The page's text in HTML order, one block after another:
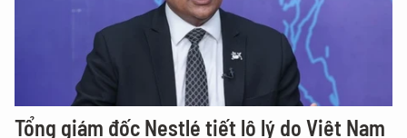
Tổng giám đốc Nestlé tiết lộ lý do Việt Nam